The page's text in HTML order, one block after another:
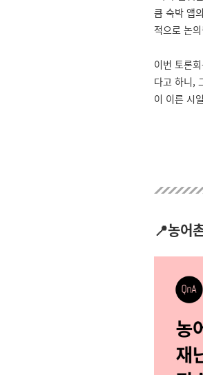
큼 숙박 앱
적으로 논
이번 토론
다고 하니,
이 이른 시
📍농어